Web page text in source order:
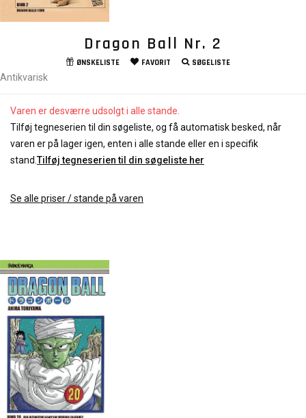
Dragon Ball Nr. 2
ØNSKELISTE FAVORIT SØGELISTE
Antikvarisk
Varen er desværre udsolgt i alle stande.
Tilføj tegneserien til din søgeliste, og få automatisk besked, når
varen er på lager igen, enten i alle stande eller en i specifik
stand. Tilføj tegneserien til din søgeliste her
Se alle priser / stande på varen